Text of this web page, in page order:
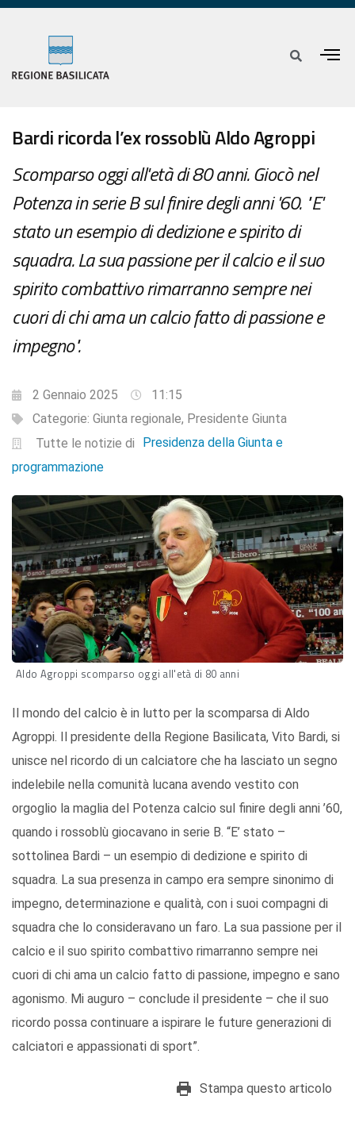
Bardi ricorda l’ex rossoblù Aldo Agroppi
Scomparso oggi all'età di 80 anni. Giocò nel
Potenza in serie B sul finire degli anni '60. "E'
stato un esempio di dedizione e spirito di
squadra. La sua passione per il calcio e il suo
spirito combattivo rimarranno sempre nei
cuori di chi ama un calcio fatto di passione e
impegno".
2 Gennaio 2025
11:15
Categorie: Giunta regionale, Presidente Giunta
Tutte le notizie di
Presidenza della Giunta e
programmazione
Aldo Agroppi scomparso oggi all'età di 80 anni
Il mondo del calcio è in lutto per la scomparsa di Aldo
Agroppi. Il presidente della Regione Basilicata, Vito Bardi, si
unisce nel ricordo di un calciatore che ha lasciato un segno
indelebile nella comunità lucana avendo vestito con
orgoglio la maglia del Potenza calcio sul finire degli anni ’60,
quando i rossoblù giocavano in serie B. “E’ stato –
sottolinea Bardi – un esempio di dedizione e spirito di
squadra. La sua presenza in campo era sempre sinonimo di
impegno, determinazione e qualità, con i suoi compagni di
squadra che lo consideravano un faro. La sua passione per il
calcio e il suo spirito combattivo rimarranno sempre nei
cuori di chi ama un calcio fatto di passione, impegno e sano
agonismo. Mi auguro – conclude il presidente – che il suo
ricordo possa continuare a ispirare le future generazioni di
calciatori e appassionati di sport”.
Stampa questo articolo